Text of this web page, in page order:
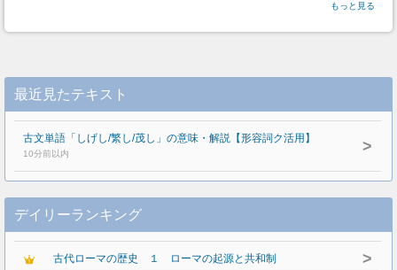
もっと見る
最近見たテキスト
古文単語「しげし/繁し/茂し」の意味・解説【形容詞ク活用】
10分前以内 >
デイリーランキング
古代ローマの歴史 １ ローマの起源と共和制 >